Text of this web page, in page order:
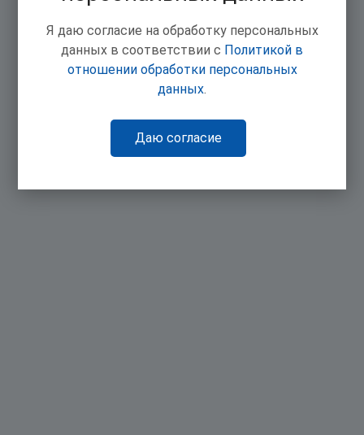
Я даю согласие на обработку персональных
данных в соответствии с Политикой в
отношении обработки персональных
данных.
Даю согласие